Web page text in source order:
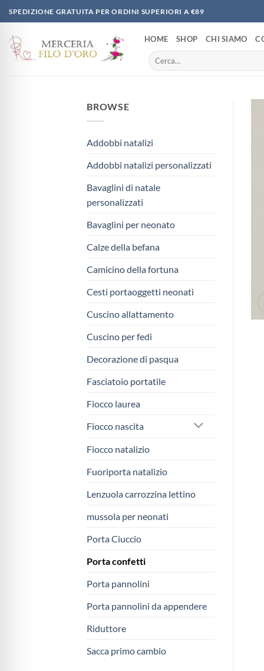
Salta
ai
contenuti
SPEDIZIONE GRATUITA PER ORDINI SUPERIORI A €89
HOME SHOP CHI SIAMO
Cerca:
BROWSE
Addobbi natalizi
Addobbi natalizi personalizzati
Bavaglini di natale
personalizzati
Bavaglini per neonato
Calze della befana
Camicino della fortuna
Cesti portaoggetti neonati
Cuscino allattamento
Cuscino per fedi
Decorazione di pasqua
Fasciatoio portatile
Fiocco laurea
Fiocco nascita
Fiocco natalizio
Fuoriporta natalizio
Lenzuola carrozzina lettino
mussola per neonati
Porta Ciuccio
Porta confetti
Porta pannolini
Porta pannolini da appendere
Riduttore
Sacca primo cambio